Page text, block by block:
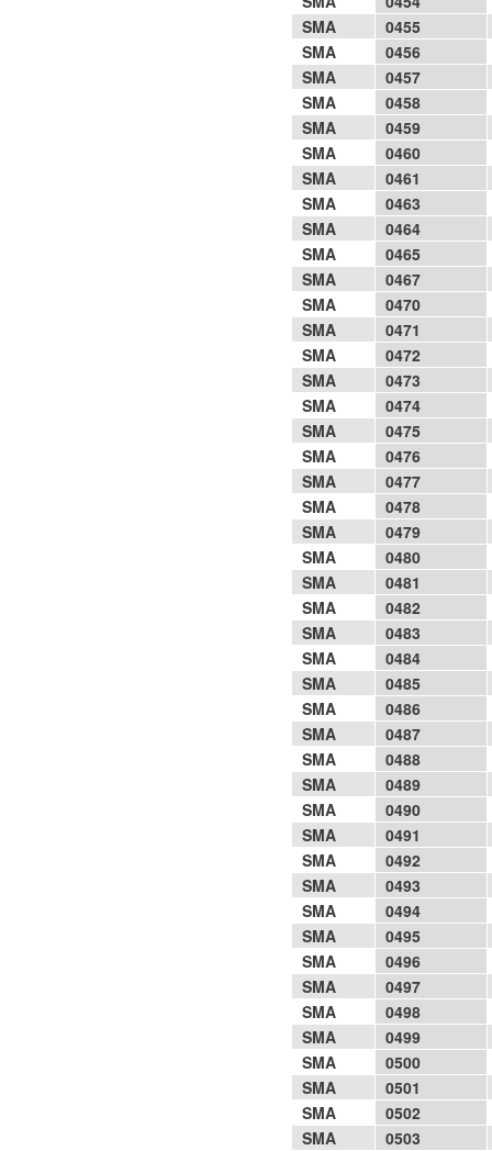
SMA
0455
SMA
0456
SMA
0457
SMA
0458
SMA
0459
SMA
0460
SMA
0461
SMA
0463
SMA
0464
SMA
0465
SMA
0467
SMA
0470
SMA
0471
SMA
0472
SMA
0473
SMA
0474
SMA
0475
SMA
0476
SMA
0477
SMA
0478
SMA
0479
SMA
0480
SMA
0481
SMA
0482
SMA
0483
SMA
0484
SMA
0485
SMA
0486
SMA
0487
SMA
0488
SMA
0489
SMA
0490
SMA
0491
SMA
0492
SMA
0493
SMA
0494
SMA
0495
SMA
0496
SMA
0497
SMA
0498
SMA
0499
SMA
0500
SMA
0501
SMA
0502
SMA
0503